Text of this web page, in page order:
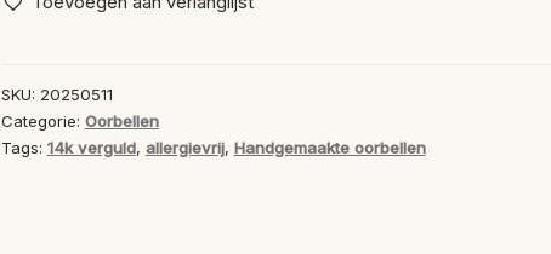
SKU: 20250511
Categorie: Oorbellen
Tags: 14k verguld, allergievrij, Handgemaakte oorbellen